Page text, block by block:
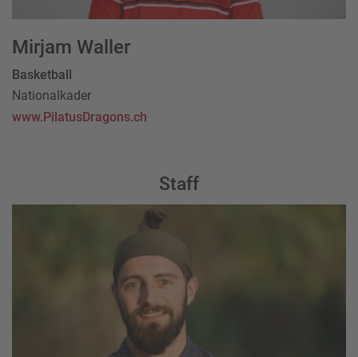
Mirjam Waller
Basketball
Nationalkader
www.PilatusDragons.ch
Staff